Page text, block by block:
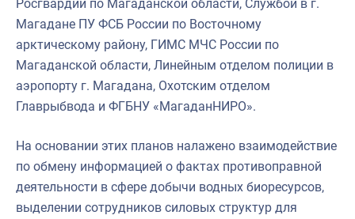
Росгвардии по Магаданской области, Службой в г.
Магадане ПУ ФСБ России по Восточному
арктическому району, ГИМС МЧС России по
Магаданской области, Линейным отделом полиции в
аэропорту г. Магадана, Охотским отделом
Главрыбвода и ФГБНУ «МагаданНИРО».
На основании этих планов налажено взаимодействие
по обмену информацией о фактах противоправной
деятельности в сфере добычи водных биоресурсов,
выделении сотрудников силовых структур для